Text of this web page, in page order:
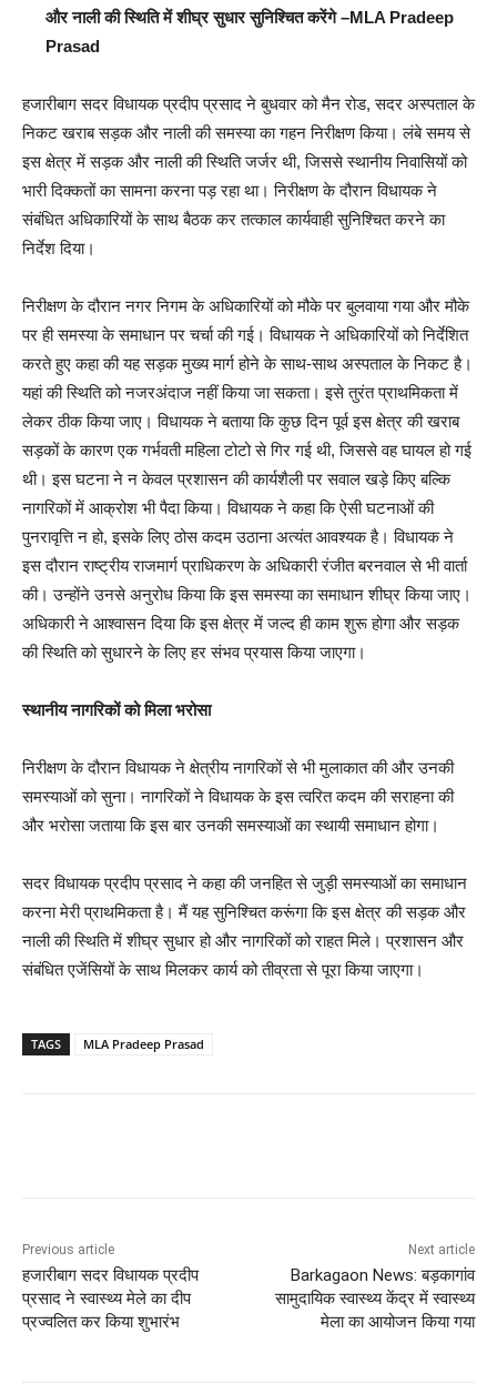
और नाली की स्थिति में शीघ्र सुधार सुनिश्चित करेंगे –MLA Pradeep
Prasad
हजारीबाग सदर विधायक प्रदीप प्रसाद ने बुधवार को मैन रोड, सदर अस्पताल के
निकट खराब सड़क और नाली की समस्या का गहन निरीक्षण किया। लंबे समय से
इस क्षेत्र में सड़क और नाली की स्थिति जर्जर थी, जिससे स्थानीय निवासियों को
भारी दिक्कतों का सामना करना पड़ रहा था। निरीक्षण के दौरान विधायक ने
संबंधित अधिकारियों के साथ बैठक कर तत्काल कार्यवाही सुनिश्चित करने का
निर्देश दिया।
निरीक्षण के दौरान नगर निगम के अधिकारियों को मौके पर बुलवाया गया और मौके
पर ही समस्या के समाधान पर चर्चा की गई। विधायक ने अधिकारियों को निर्देशित
करते हुए कहा की यह सड़क मुख्य मार्ग होने के साथ-साथ अस्पताल के निकट है।
यहां की स्थिति को नजरअंदाज नहीं किया जा सकता। इसे तुरंत प्राथमिकता में
लेकर ठीक किया जाए। विधायक ने बताया कि कुछ दिन पूर्व इस क्षेत्र की खराब
सड़कों के कारण एक गर्भवती महिला टोटो से गिर गई थी, जिससे वह घायल हो गई
थी। इस घटना ने न केवल प्रशासन की कार्यशैली पर सवाल खड़े किए बल्कि
नागरिकों में आक्रोश भी पैदा किया। विधायक ने कहा कि ऐसी घटनाओं की
पुनरावृत्ति न हो, इसके लिए ठोस कदम उठाना अत्यंत आवश्यक है। विधायक ने
इस दौरान राष्ट्रीय राजमार्ग प्राधिकरण के अधिकारी रंजीत बरनवाल से भी वार्ता
की। उन्होंने उनसे अनुरोध किया कि इस समस्या का समाधान शीघ्र किया जाए।
अधिकारी ने आश्वासन दिया कि इस क्षेत्र में जल्द ही काम शुरू होगा और सड़क
की स्थिति को सुधारने के लिए हर संभव प्रयास किया जाएगा।
स्थानीय नागरिकों को मिला भरोसा
निरीक्षण के दौरान विधायक ने क्षेत्रीय नागरिकों से भी मुलाकात की और उनकी
समस्याओं को सुना। नागरिकों ने विधायक के इस त्वरित कदम की सराहना की
और भरोसा जताया कि इस बार उनकी समस्याओं का स्थायी समाधान होगा।
सदर विधायक प्रदीप प्रसाद ने कहा की जनहित से जुड़ी समस्याओं का समाधान
करना मेरी प्राथमिकता है। मैं यह सुनिश्चित करूंगा कि इस क्षेत्र की सड़क और
नाली की स्थिति में शीघ्र सुधार हो और नागरिकों को राहत मिले। प्रशासन और
संबंधित एजेंसियों के साथ मिलकर कार्य को तीव्रता से पूरा किया जाएगा।
TAGS MLA Pradeep Prasad
Previous article
हजारीबाग सदर विधायक प्रदीप
प्रसाद ने स्वास्थ्य मेले का दीप
प्रज्वलित कर किया शुभारंभ
Next article
Barkagaon News: बड़कागांव
सामुदायिक स्वास्थ्य केंद्र में स्वास्थ्य
मेला का आयोजन किया गया